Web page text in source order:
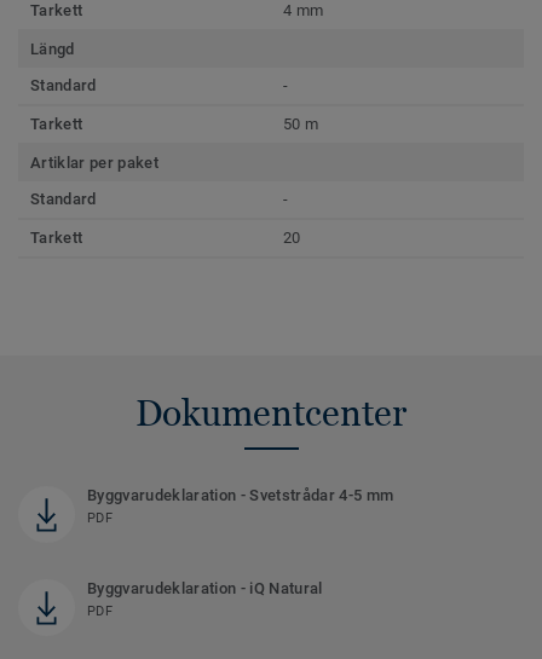
Tarkett 4 mm
Längd
Standard
-
Tarkett 50 m
Artiklar per paket
Standard
-
Tarkett 20
Dokumentcenter
Byggvarudeklaration - Svetstrådar 4-5 mm
PDF
Byggvarudeklaration - iQ Natural
PDF